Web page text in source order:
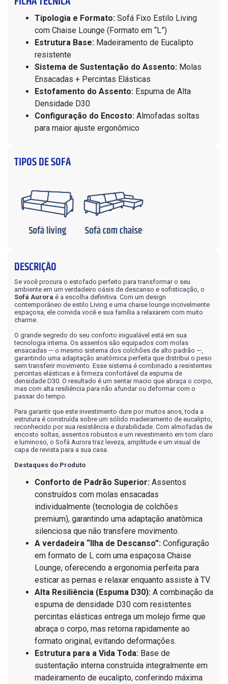
Tipologia e Formato: Sofá Fixo Estilo Living
com Chaise Lounge (Formato em “L”)
Estrutura Base: Madeiramento de Eucalipto
resistente
Sistema de Sustentação do Assento: Molas
Ensacadas + Percintas Elásticas
Estofamento do Assento: Espuma de Alta
Densidade D30
Configuração do Encosto: Almofadas soltas
para maior ajuste ergonômico
TIPOS DE SOFÁ
DESCRIÇÃO
Se você procura o estofado perfeito para transformar o seu
ambiente em um verdadeiro oásis de descanso e sofisticação, o
Sofá Aurora é a escolha definitiva. Com um design
contemporâneo de estilo Living e uma chaise lounge incrivelmente
espaçosa, ele convida você e sua família a relaxarem com muito
charme.
O grande segredo do seu conforto inigualável está em sua
tecnologia interna. Os assentos são equipados com molas
ensacadas — o mesmo sistema dos colchões de alto padrão —,
garantindo uma adaptação anatômica perfeita que distribui o peso
sem transferir movimento. Esse sistema é combinado a resistentes
percintas elásticas e à firmeza confortável da espuma de
densidade D30. O resultado é um sentar macio que abraça o corpo,
mas com alta resiliência para não afundar ou deformar com o
passar do tempo.
Para garantir que este investimento dure por muitos anos, toda a
estrutura é construída sobre um sólido madeiramento de eucalipto,
reconhecido por sua resistência e durabilidade. Com almofadas de
encosto soltas, assentos robustos e um revestimento em tom claro
e luminoso, o Sofá Aurora traz leveza, amplitude e um visual de
capa de revista para a sua casa.
Destaques do Produto
Conforto de Padrão Superior: Assentos
construídos com molas ensacadas
individualmente (tecnologia de colchões
premium), garantindo uma adaptação anatômica
silenciosa que não transfere movimento.
A verdadeira “Ilha de Descanso”: Configuração
em formato de L com uma espaçosa Chaise
Lounge, oferecendo a ergonomia perfeita para
esticar as pernas e relaxar enquanto assiste à TV.
Alta Resiliência (Espuma D30): A combinação da
espuma de densidade D30 com resistentes
percintas elásticas entrega um molejo firme que
abraça o corpo, mas retorna rapidamente ao
formato original, evitando deformações.
Estrutura para a Vida Toda: Base de
sustentação interna construída integralmente em
madeiramento de eucalipto, conferindo máxima